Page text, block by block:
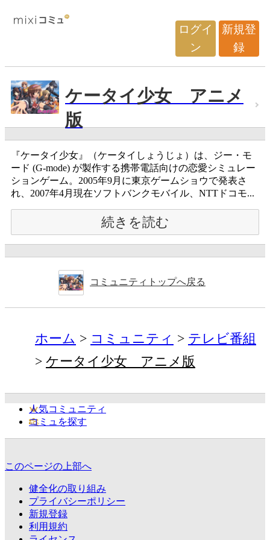
ログイ
ン
新規登
録
ケータイ少女 アニメ
版
『ケータイ少女』（ケータイしょうじょ）は、ジー・モ
ード (G-mode) が製作する携帯電話向けの恋愛シミュレー
ションゲーム。2005年9月に東京ゲームショウで発表さ
れ、2007年4月現在ソフトバンクモバイル、NTTドコモ...
続きを読む
コミュニティトップへ戻る
ホーム コミュニティ
テレビ番組
ケータイ少女 アニメ版
人気コミュニティ
コミュを探す
このページの上部へ
健全化の取り組み
プライバシーポリシー
新規登録
利用規約